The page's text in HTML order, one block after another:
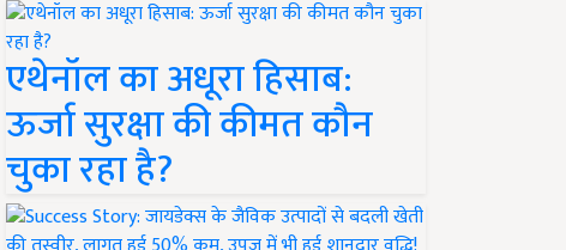
एथेनॉल का अधूरा हिसाब:
ऊर्जा सुरक्षा की कीमत कौन
चुका रहा है?